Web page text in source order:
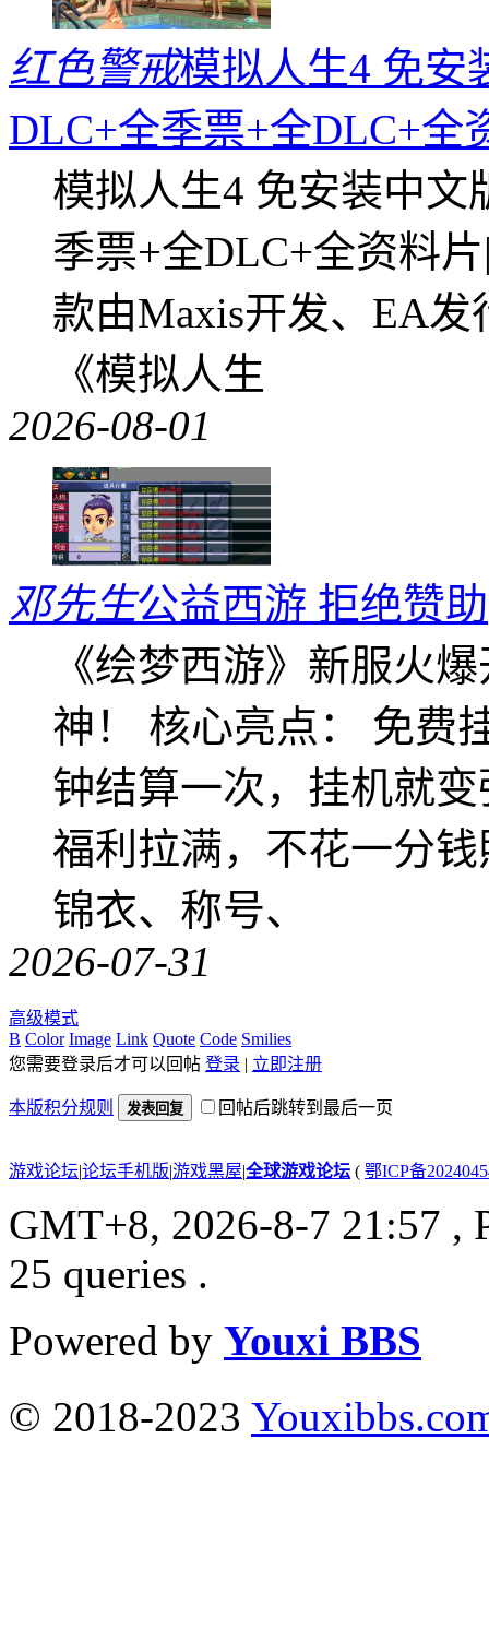
红色警戒模拟人生4 免安
DLC+全季票+全DLC+全
模拟人生4 免安装中文
季票+全DLC+全资料
款由Maxis开发、EA
《模拟人生
2026-08-01
邓先生公益西游 拒绝赞助
《绘梦西游》新服火
神！ 核心亮点： 免费
钟结算一次，挂机就
福利拉满，不花一分
锦衣、称号、
2026-07-31
高级模式
B Color Image Link Quote Code Smilies
您需要登录后才可以回帖 登录 | 立即注册
本版积分规则 发表回复 回帖后跳转到最后一页
游戏论坛|论坛手机版|游戏黑屋|全球游戏论坛 ( 鄂ICP备
GMT+8, 2026-8-7 21:57 ,
25 queries .
Powered by Youxi BBS
© 2018-2023